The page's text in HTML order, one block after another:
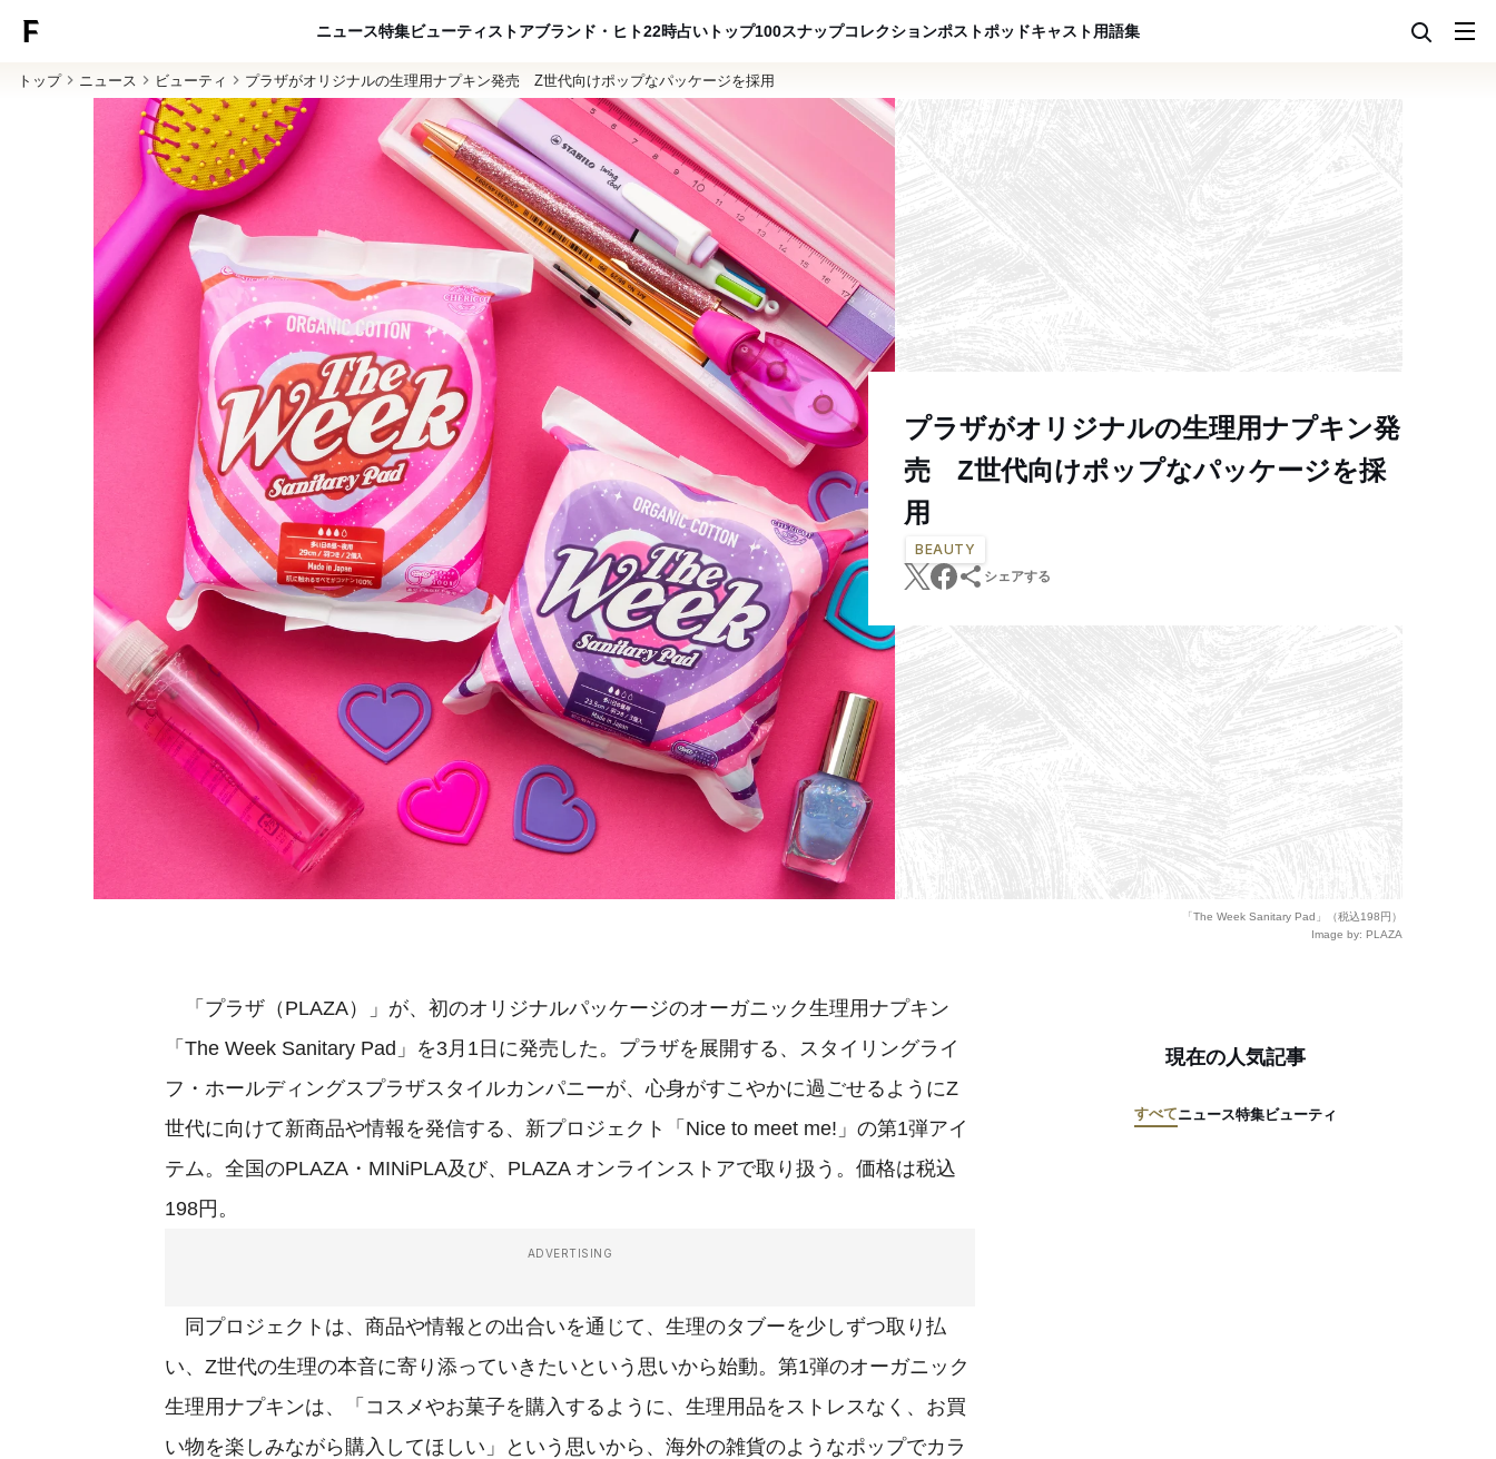
ニュース特集ビューティ ストアブランド・ヒト22時占い トップ100スナップコレクションポストポッドキャスト用語集
トップ ニュース ビューティ プラザがオリジナルの生理用ナプキン発売 Z世代向けポップなパッケージを採用
プラザがオリジナルの生理用ナプキン発
売 Z世代向けポップなパッケージを採
用
BEAUTY
シェアする
「The Week Sanitary Pad」（税込198円）
Image by: PLAZA
「プラザ（PLAZA）」が、初のオリジナルパッケージのオーガニック生理用ナプキン
「The Week Sanitary Pad」を3月1日に発売した。プラザを展開する、スタイリングライ
フ・ホールディングスプラザスタイルカンパニーが、心身がすこやかに過ごせるようにZ
世代に向けて新商品や情報を発信する、新プロジェクト「Nice to meet me!」の第1弾アイ
テム。全国のPLAZA・MINiPLA及び、PLAZA オンラインストアで取り扱う。価格は税込
198円。
ADVERTISING
同プロジェクトは、商品や情報との出合いを通じて、生理のタブーを少しずつ取り払
い、Z世代の生理の本音に寄り添っていきたいという思いから始動。第1弾のオーガニック
生理用ナプキンは、「コスメやお菓子を購入するように、生理用品をストレスなく、お買
い物を楽しみながら購入してほしい」という思いから、海外の雑貨のようなポップでカラ
現在の人気記事
すべてニュース特集ビューティ